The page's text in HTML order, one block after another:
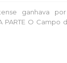
ganhava por
PARTE O